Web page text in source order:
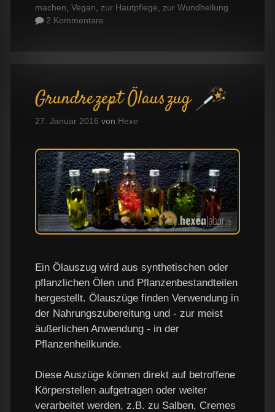
machen Vegan zur Hautpflege
zur Wundheilung
2 Kommentare
Grundrezept Ölauszug
27. Januar 2016 von Hexe
Ein Ölauszug wird aus synthetischen oder
pflanzlichen Ölen und Pflanzenbestandteilen
hergestellt. Ölauszüge finden Verwendung in
der Nahrungszubereitung und - zur meist
äußerlichen Anwendung - in der
Pflanzenheilkunde.
Diese Auszüge können direkt auf betroffene
Körperstellen aufgetragen oder weiter
verarbeitet werden, z.B. zu Salben, Cremes